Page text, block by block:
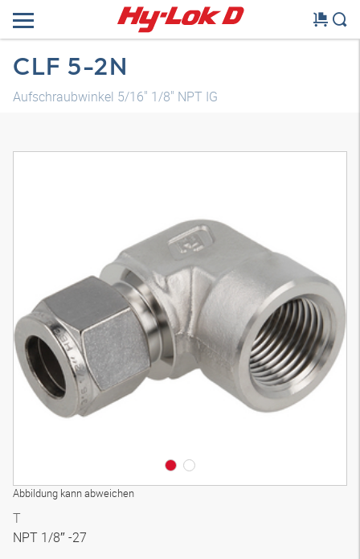
CLF 5-2N
Aufschraubwinkel 5/16" 1/8" NPT IG
Abbildung kann abweichen
T
NPT 1/8″ -27